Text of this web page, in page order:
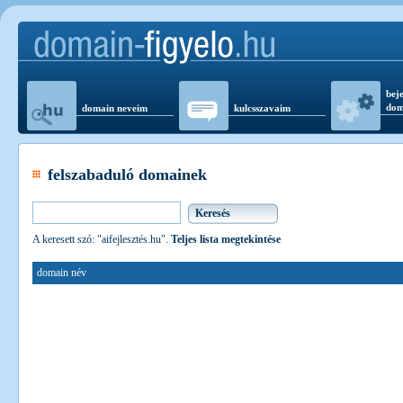
domain neveim kulcsszavaim
felszabaduló domainek
A keresett szó: "aifejlesztés.hu". Teljes lista megtekintése
domain név